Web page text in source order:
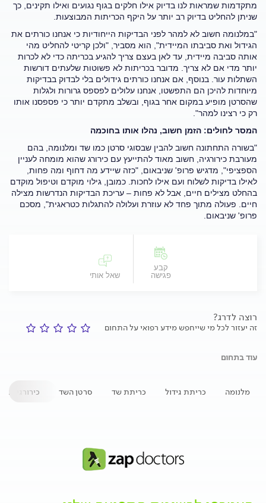
מתקדמות שמראות לנו בדיוק אילו חלקים בגוף נגועים ואילו תקינים, כך
שניתן להחליט בדיוק רב יותר על היקף הכריתות המבוצעות.
"במלנומה חשוב לא למהר לפני הבדיקות הייחודיות כי אנחנו כורתים את
הגידול ואת סביבתו המיידית", הוא מסביר, "ולכן קריטי להחליט מהי
אותה סביבה מיידית, עד לאן בעצם צריך להגיע בכריתה כדי לא לכרות
יותר מדי אם לא צריך. מדובר בכריתות לא פשוטות שלעתים דורשות
השתלות עור. בנוסף, אם אנחנו כורתים גידולים בלי לבדוק בבדיקות
מיוחדות להיכן הם התפשטו, אנחנו עלולים לפספס גרורות ולגלות
שהסרטן מופיע במקום אחר בגוף, ובשלב מתקדם יותר כי פספסנו אותו
רק כי רצינו למהר".
המסר לחולים: הזמן חשוב, נהלו אותו בחוכמה
"בשורה התחתונה חשוב להבין שבסוגי סרטן כמו שד ומלנומה, בהם
מעורבת כירורגיה, חשוב מאוד להתייעץ עם כירורג שהוא מומחה לעניין
הספציפי", מדגיש פרופ' שניבאום, "כזה שיידע מה דחוף ומה פחות,
לאילו בדיקות לשלוח ועם אילו לחכות. כמובן, גילוי מוקדם וטיפול מוקדם
בהחלט מצילים חיים, אבל לא פחות – עריכת הבדיקות הנדרשות מצילה
חיים. פעולה מתוך פחד לא עוזרת ועלולה להתגלות כטראגית", מסכם
פרופ' שניבאום.
קבע
פגישה
שאל אותי
רוצה לדרג?
זה יעזור לכל מי שייחפש מידע רפואי על התחום
עוד בתחום
מלנומה כריתת גידול כריתת שד סרטן השד כירורגיה